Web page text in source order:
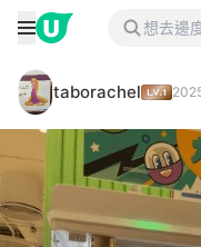
taborachel